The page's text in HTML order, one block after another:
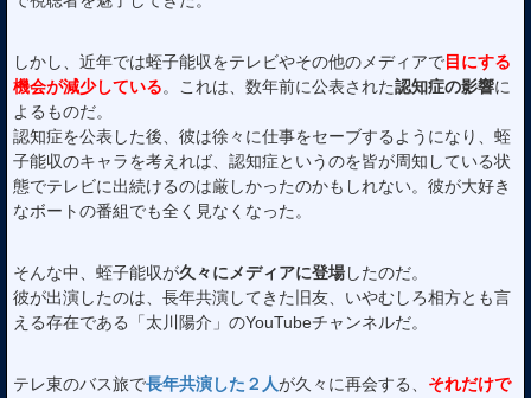
しかし、近年では蛭子能収をテレビやその他のメディアで目にする
機会が減少している。これは、数年前に公表された認知症の影響に
よるものだ。
認知症を公表した後、彼は徐々に仕事をセーブするようになり、蛭
子能収のキャラを考えれば、認知症というのを皆が周知している状
態でテレビに出続けるのは厳しかったのかもしれない。彼が大好き
なボートの番組でも全く見なくなった。
そんな中、蛭子能収が久々にメディアに登場したのだ。
彼が出演したのは、長年共演してきた旧友、いやむしろ相方とも言
える存在である「太川陽介」のYouTubeチャンネルだ。
テレ東のバス旅で長年共演した２人が久々に再会する、 それだけで